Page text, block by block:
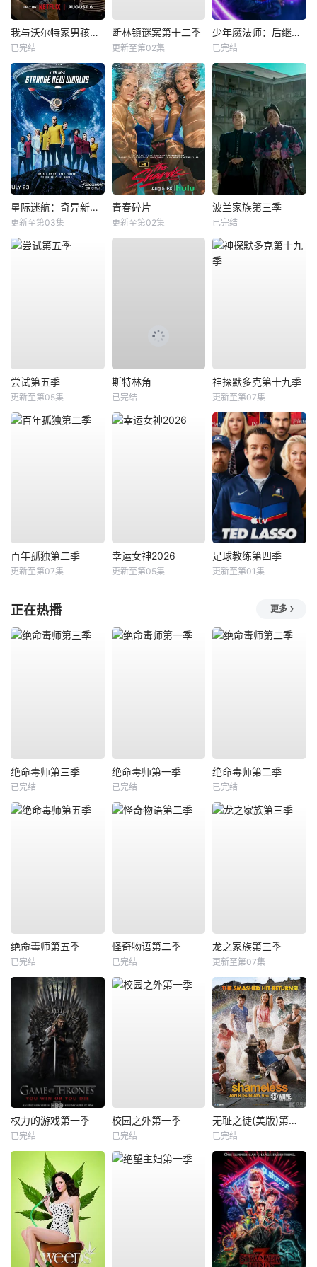
我与沃尔特家男孩的生活第三季
已完结
断林镇谜案第十二季
更新至第02集
少年魔法师：后继者第三季
已完结
星际迷航：奇异新世界第四季
更新至第03集
青春碎片
更新至第02集
波兰家族第三季
已完结
尝试第五季
更新至第05集
斯特林角
已完结
神探默多克第十九季
更新至第07集
百年孤独第二季
更新至第07集
幸运女神2026
更新至第05集
足球教练第四季
更新至第01集
正在热播 更多
绝命毒师第三季
已完结
绝命毒师第一季
已完结
绝命毒师第二季
已完结
绝命毒师第五季
已完结
怪奇物语第二季
已完结
龙之家族第三季
更新至第07集
权力的游戏第一季
已完结
校园之外第一季
已完结
无耻之徒(美版)第二季
已完结